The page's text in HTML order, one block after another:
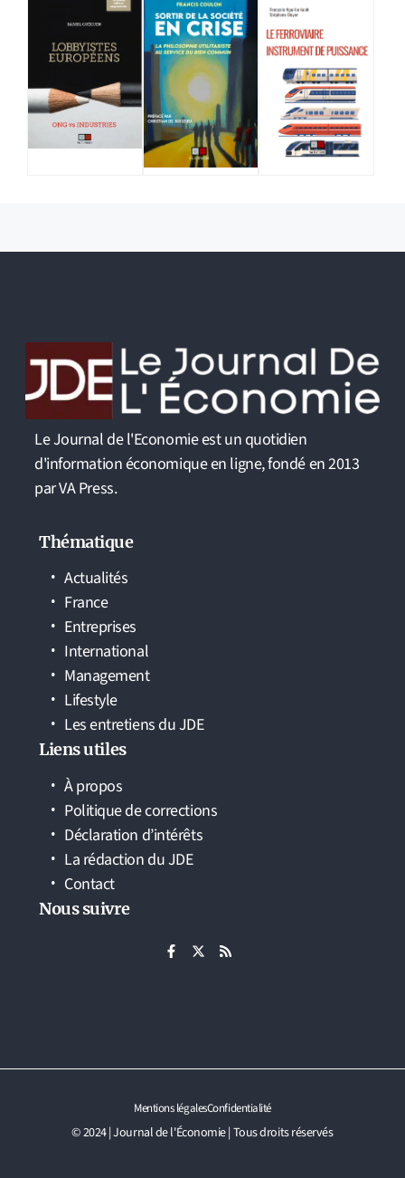
Le Journal de l'Economie est un quotidien
d'information économique en ligne, fondé en 2013
par VA Press.
Thématique
Actualités
France
Entreprises
International
Management
Lifestyle
Les entretiens du JDE
Liens utiles
À propos
Politique de corrections
Déclaration d’intérêts
La rédaction du JDE
Contact
Nous suivre
© 2024 | Journal de l'Économie | Tous droits réservés
Mentions légalesConfidentialité